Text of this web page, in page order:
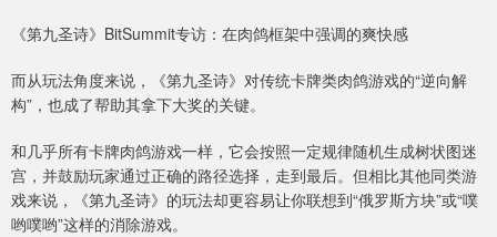
《第九圣诗》BitSummit专访：在肉鸽框架中强调的爽快感
而从玩法角度来说，《第九圣诗》对传统卡牌类肉鸽游戏的“逆向解
构”，也成了帮助其拿下大奖的关键。
和几乎所有卡牌肉鸽游戏一样，它会按照一定规律随机生成树状图迷
宫，并鼓励玩家通过正确的路径选择，走到最后。但相比其他同类游
戏来说，《第九圣诗》的玩法却更容易让你联想到“俄罗斯方块”或“噗
哟噗哟”这样的消除游戏。